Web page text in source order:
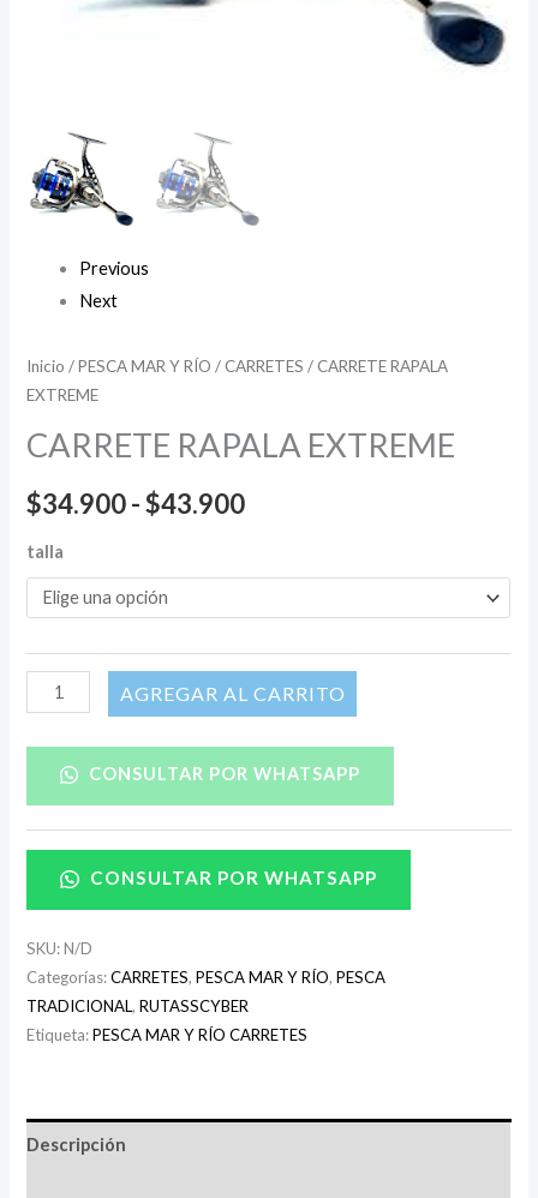
Previous
Next
Inicio /PESCA MAR Y RÍO / CARRETES / CARRETE RAPALA
EXTREME
CARRETE RAPALA EXTREME
$34.900- $43.900
talla
AÑADIR AL CARRITO
CONSULTAR POR WHATSAPP
CONSULTAR POR WHATSAPP
SKU:N/D
Categorías:CARRETES,PESCA MAR Y RÍO,PESCA
TRADICIONAL,RUTASSCYBER
Etiqueta:PESCA MAR Y RÍO CARRETES
Descripción